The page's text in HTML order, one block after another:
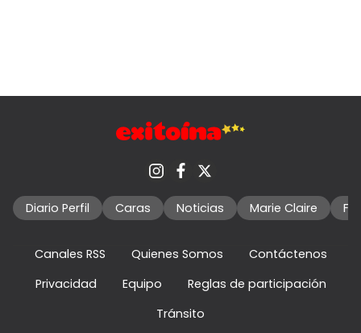
Diario Perfil Caras Noticias Marie Claire
Canales RSS Quienes Somos
Contáctenos
Privacidad
Equipo
Reglas de participación
Tránsito